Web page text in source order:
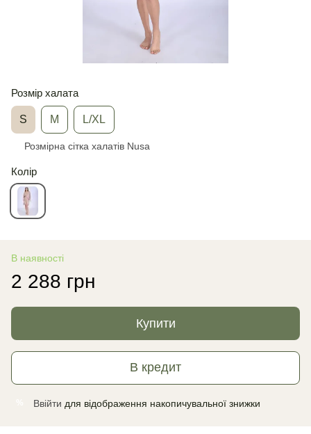
Розмір халата
S M L/XL
Розмірна сітка халатів Nusa
Колір
В наявності
2 288 грн
Купити
В кредит
Ввійти для відображення накопичувальної знижки